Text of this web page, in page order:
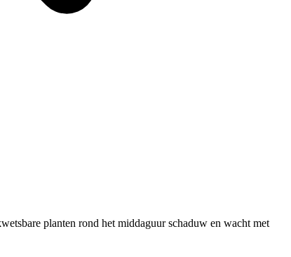
planten rond het middaguur schaduw en wacht met